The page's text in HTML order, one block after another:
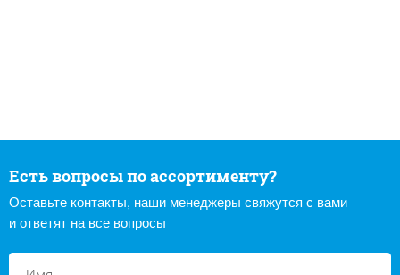
Есть вопросы по ассортименту?
Оставьте контакты, наши менеджеры свяжутся с вами
и ответят на все вопросы